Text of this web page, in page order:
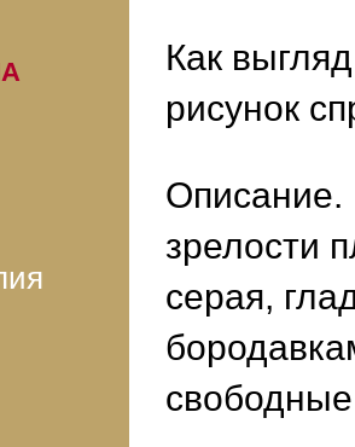
Как
рисунок
Описание.
зрелости
серая,